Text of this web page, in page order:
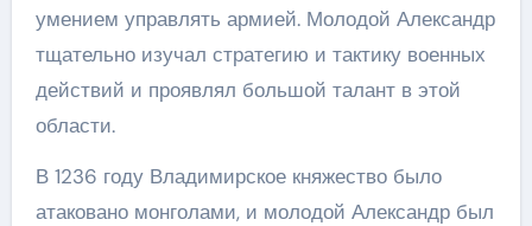
умением управлять армией. Молодой Александр
тщательно изучал стратегию и тактику военных
действий и проявлял большой талант в этой
области.
В 1236 году Владимирское княжество было
атаковано монголами, и молодой Александр был